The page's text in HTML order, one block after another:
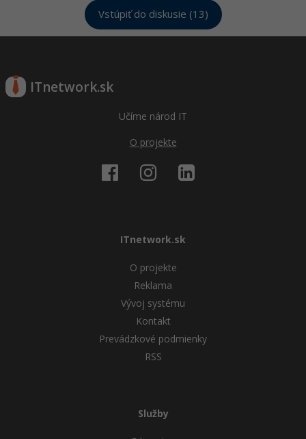
Vstúpiť do diskusie (13)
ITnetwork.sk
Učíme národ IT
O projekte
ITnetwork.sk
O projekte
Reklama
Vývoj systému
Kontakt
Prevádzkové podmienky
RSS
Služby